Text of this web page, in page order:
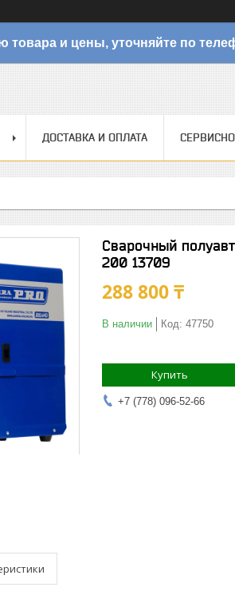
товара и цены, уточняйте по
ДОСТАВКА И ОПЛАТА
Сварочный
200 13709
288 800 ₸
В наличии Код: 47750
Купить
+7 (778) 096-52-66